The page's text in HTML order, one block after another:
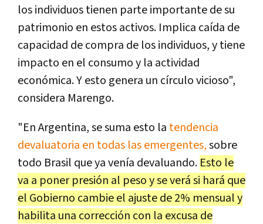
los individuos tienen parte importante de su
patrimonio en estos activos. Implica caída de
capacidad de compra de los individuos, y tiene
impacto en el consumo y la actividad
económica. Y esto genera un círculo vicioso",
considera Marengo.
"En Argentina, se suma esto la tendencia
devaluatoria en todas las emergentes,sobre
todo Brasil que ya venía devaluando. Esto le
va a poner presión al peso y se verá si hará que
el Gobierno cambie el ajuste de 2% mensual y
habilita una corrección con la excusa de